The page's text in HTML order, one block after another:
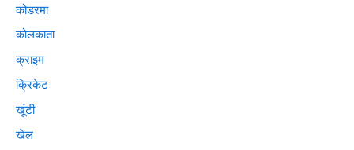
कोडरमा
कोलकाता
क्राइम
क्रिकेट
खूंटी
खेल